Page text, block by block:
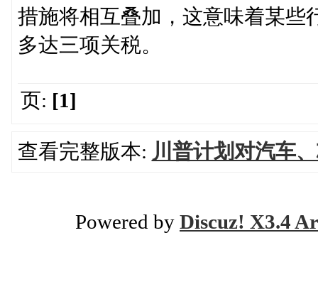
措施将相互叠加，这意味着某些
多达三项关税。
页: [1]
查看完整版本: 川普计划对汽车
Powered by Discuz! X3.4